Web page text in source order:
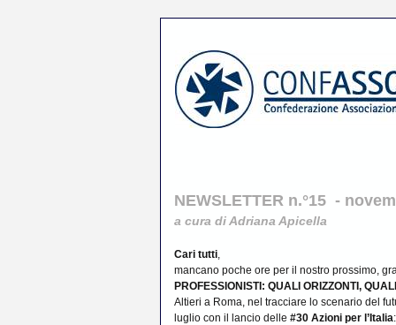
NEWSLETTER n.°15 -
a cura di Adriana Apicella
Cari tutti,
mancano poche ore per il nostro prossimo,
PROFESSIONISTI: QUALI ORIZZONTI,
Altieri a Roma, nel tracciare lo scenario del
luglio con il lancio delle #30 Azioni per l’Italia